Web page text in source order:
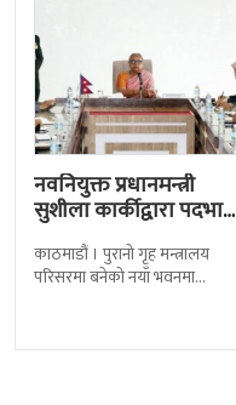
नवनियुक्त प्रधानमन्त्री
सुशीला कार्कीद्वारा पदभार
काठमाडौं । पुरानो गृह मन्त्रालय
परिसरमा बनेको नयाँ भवनमा
नवनियुक्त